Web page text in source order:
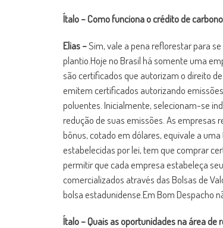
Ítalo – Como funciona o crédito de
Elias –Sim, vale a pena reflorestar para
plantio.Hoje no Brasil há somente uma
são certificados que autorizam o direito
emitem certificados autorizando
poluentes. Inicialmente, selecionam-se
redução de suas emissões. As empresas
bônus, cotado em dólares, equivale a
estabelecidas por lei, tem que comprar
permitir que cada empresa estabeleça
comercializados através das Bolsas de
bolsa estadunidense.Em Bom Despacho
Ítalo – Quais as oportunidades na área